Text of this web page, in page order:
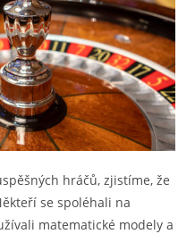
hráčů, zjistíme, že
se spoléhali na
matematické modely a